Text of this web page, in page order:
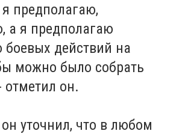
предполагаю,
а я предполагаю
боевых действий на
можно было собрать
отметил он.
уточнил, что в любом